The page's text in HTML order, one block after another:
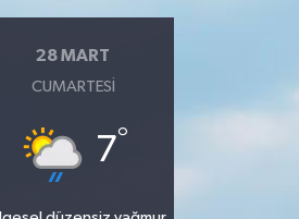
28 MART
CUMARTESI
7°